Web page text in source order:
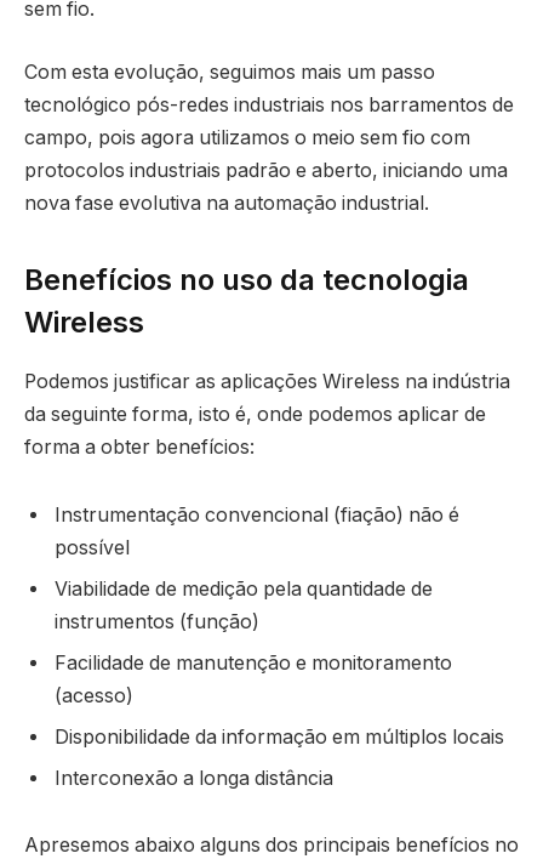
sem fio.
Com esta evolução, seguimos mais um passo
tecnológico pós-redes industriais nos barramentos de
campo, pois agora utilizamos o meio sem fio com
protocolos industriais padrão e aberto, iniciando uma
nova fase evolutiva na automação industrial.
Benefícios no uso da tecnologia
Wireless
Podemos justificar as aplicações Wireless na indústria
da seguinte forma, isto é, onde podemos aplicar de
forma a obter benefícios:
Instrumentação convencional (fiação) não é
possível
Viabilidade de medição pela quantidade de
instrumentos (função)
Facilidade de manutenção e monitoramento
(acesso)
Disponibilidade da informação em múltiplos locais
Interconexão a longa distância
Apresemos abaixo alguns dos principais benefícios no